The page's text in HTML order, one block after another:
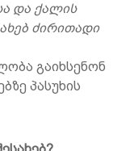
და ქალის
ძირითადი
გაიხსენონ
პასუხის